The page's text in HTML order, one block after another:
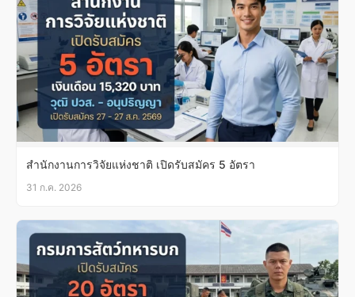
สำนักงานการวิจัยแห่งชาติ เปิดรับสมัคร 5 อัตรา
31 ก.ค. 2026